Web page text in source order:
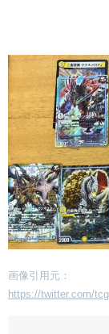
画像引用元：
https://twitter.com/